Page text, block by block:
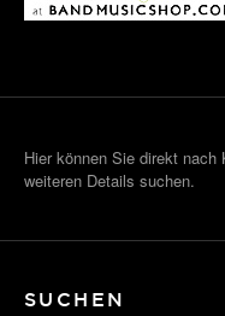
Hier können Sie direkt
weiteren Details suchen.
SUCHEN